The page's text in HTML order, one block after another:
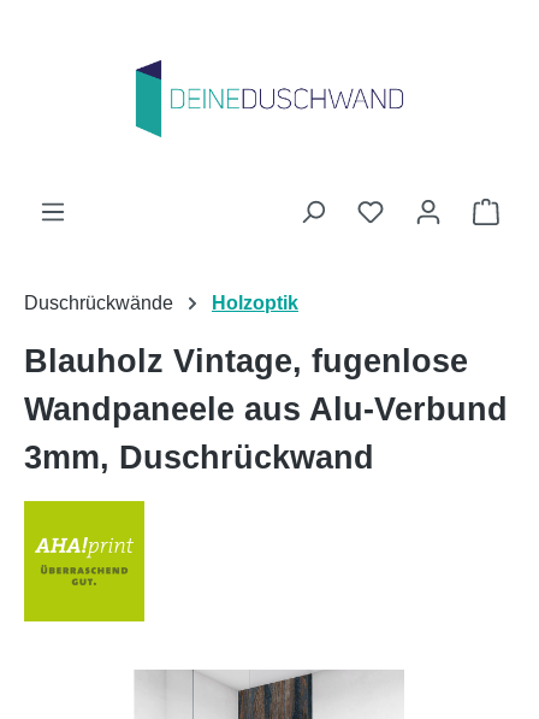
Du hast 0
Duschrückwände Holzoptik
Blauholz Vintage, fugenlose
Wandpaneele aus Alu-Verbund
3mm, Duschrückwand